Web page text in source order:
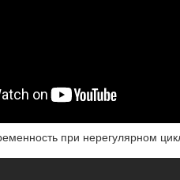
при нерегулярном